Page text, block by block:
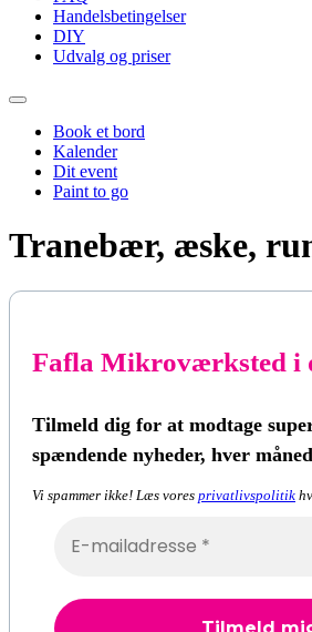
Handelsbetingelser
DIY
Udvalg og priser
Book et bord
Kalender
Dit event
Paint to go
Tranebær, æske,
Fafla Mikroværksted i
Tilmeld dig for at modtage
spændende nyheder, hver
Vi spammer ikke! Læs vores privatlivspolitik